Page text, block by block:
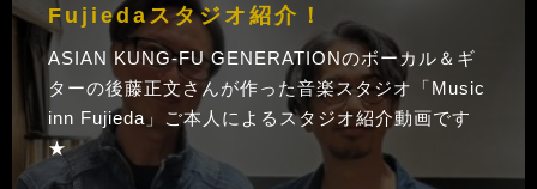
Fujiedaスタジオ紹介！
ASIAN KUNG-FU GENERATIONのボーカル＆ギ
ターの後藤正文さんが作った音楽スタジオ「Music
inn Fujieda」ご本人によるスタジオ紹介動画です
★